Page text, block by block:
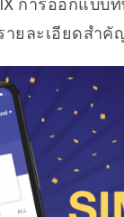
การออกแบบ
ยละเอียดสำคั